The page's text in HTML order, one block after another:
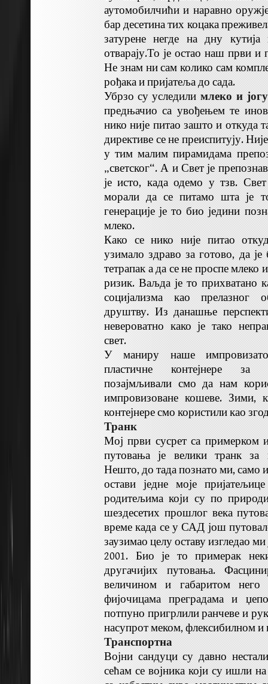
аутомобилчићи и наравно
бар десетина тих коцака
затурене негде на дну
отварају.То је остао наш први
Не знам ни сам колико сам
рођака и пријатеља до сада.
Убрзо су уследили млеко и
предњачио са увођењем те
нико није питао зашто и откуда
директиве се не преиспитују.
у тим малим пирамидама
„светског“. А и Свет је
је исто, када одемо у тзв.
морали да се питамо шта је
генерације је то био једини
млеко.
Како се нико није питао
узимало здраво за готово, да
тетрапак а да се не проспе млеко
ризик. Ваљда је то прихватано
социјализма као прелазног
друштву. Из данашње
невероватно како је тако
свет.
У маниру наше
пластичне контејнере за
позајмљивали смо да нам
импровизоване кошеве. Зими,
контејнере смо користили као
Транк
Мој први сусрет са примерком
путовања је велики транк за
Нешто, до тада познато ми, само
остави једне моје
родитељима који су по
шездесетих прошлог века
време када се у САД још
заузимао целу оставу изгледао
2001. Био је то примерак
другачијих путовања.
величином и габаритом
фијочицама преградама и
потпуно пригрлили ранчеве и
насупрот меком, флексибилном
Транспортна
Војни сандуци су давно
сећам се војника који су ишли